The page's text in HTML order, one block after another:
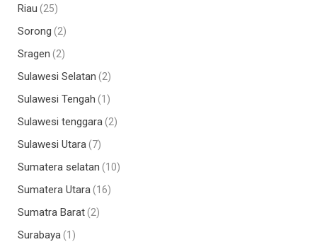
Riau (25)
Sorong (2)
Sragen (2)
Sulawesi Selatan (2)
Sulawesi Tengah (1)
Sulawesi tenggara(2)
Sulawesi Utara(7)
Sumatera selatan (10)
Sumatera Utara(16)
Sumatra Barat(2)
Surabaya(1)